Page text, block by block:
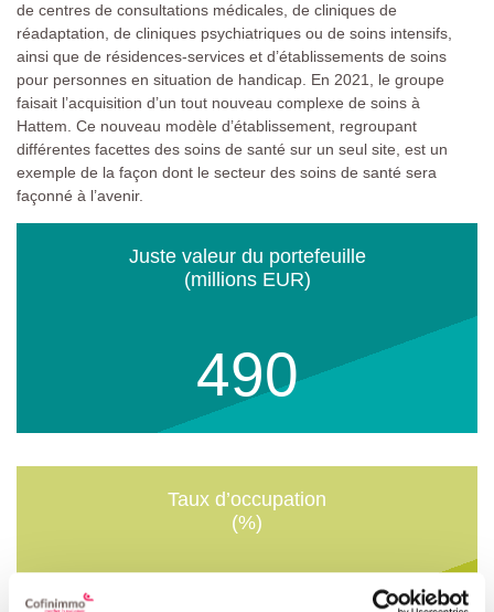
de centres de consultations médicales, de cliniques de
réadaptation, de cliniques psychiatriques ou de soins intensifs,
ainsi que de résidences-services et d’établissements de soins
pour personnes en situation de handicap. En 2021, le groupe
faisait l’acquisition d’un tout nouveau complexe de soins à
Hattem. Ce nouveau modèle d’établissement, regroupant
différentes facettes des soins de santé sur un seul site, est un
exemple de la façon dont le secteur des soins de santé sera
façonné à l’avenir.
Juste valeur du portefeuille
(millions EUR)
490
Taux d’occupation
(%)